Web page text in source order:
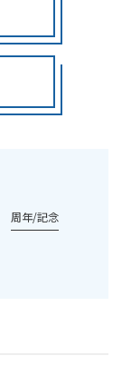
周年/記念